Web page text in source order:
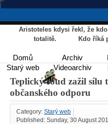
Aristoteles kdysi řekl, že
totalitě. Kdo říká
Domů Archiv
Starý web
Videoarchiv
Teplický soud zažil sílu
občanského odporu
Category: Starý web
Published: Sunday, 30 August